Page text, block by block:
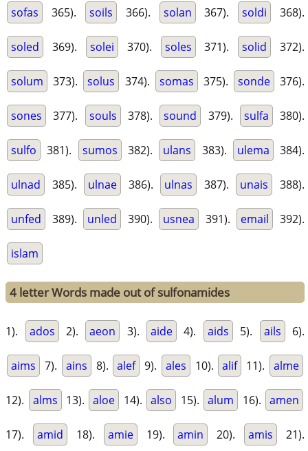
sofas 365). soils 366). solan 367). soldi 368).
soled 369). solei 370). soles 371). solid 372).
solum 373). solus 374). somas 375). sonde 376).
sones 377). souls 378). sound 379). sulfa 380).
sulfo 381). sumos 382). ulans 383). ulema 384).
ulnad 385). ulnae 386). ulnas 387). unais 388).
unfed 389). unled 390). usnea 391). email 392).
islam
4 letter Words made out of sulfonamides
1). ados 2). aeon 3). aide 4). aids 5). ails 6).
aims 7). ains 8). alef 9). ales 10). alif 11). alme
12). alms 13). aloe 14). also 15). alum 16). amen
17). amid 18). amie 19). amin 20). amis 21).